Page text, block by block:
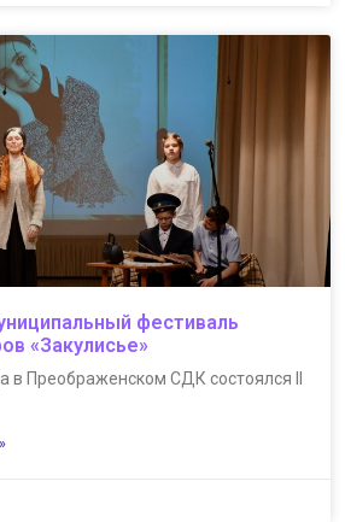
фестиваль
«Закулисье»
в Преображенском СДК состоялся II